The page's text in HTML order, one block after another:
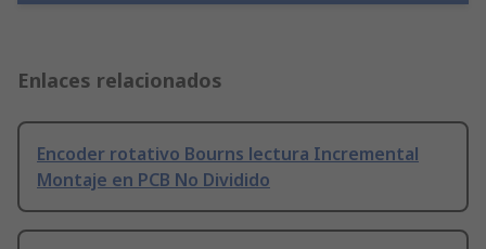
Enlaces relacionados
Encoder rotativo Bourns lectura Incremental
Montaje en PCB No Dividido